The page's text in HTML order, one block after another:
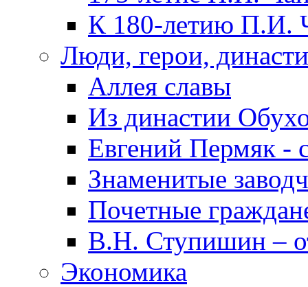
К 180-летию П.И.
Люди, герои,
Аллея славы
Из династии
Евгений Пермяк -
Знаменитые
Почетные
В.Н. Ступишин –
Экономика